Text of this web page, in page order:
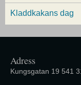
Kladdkakans dag
Adress
Kungsgatan 19 541